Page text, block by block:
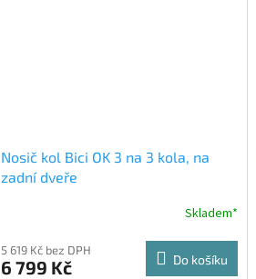
Nosič kol Bici OK 3 na 3 kola, na
zadní dveře
Skladem*
5 619 Kč bez DPH
6 799 Kč Do košíku